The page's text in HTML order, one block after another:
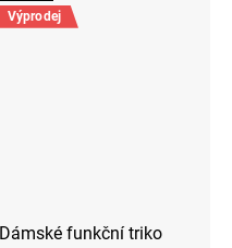
Výprodej
Dámské funkční triko